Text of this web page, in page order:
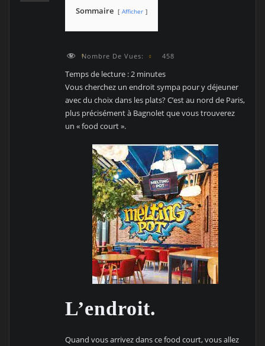
Sommaire Afficher
Nombre De Vues: 458
Temps de lecture :2 minutes
Vous cherchez un endroit sympa pour y déjeuner
avec du choix dans les plats? C’est au nord de Paris,
plus précisément à Bagnolet que vous trouverez
un « food court ».
L’endroit.
Quand vous arrivez dans ce food court, vous allez